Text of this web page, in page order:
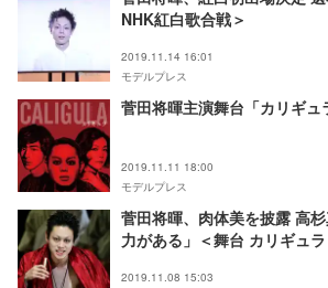
NHK紅白歌合戦＞
2019.11.14 16:01
モデルプレス
菅田将暉主演舞台「カリギュ
2019.11.11 18:00
モデルプレス
菅田将暉、肉体美を披露 高
力がある」＜舞台 カリギュラ
2019.11.08 15:03